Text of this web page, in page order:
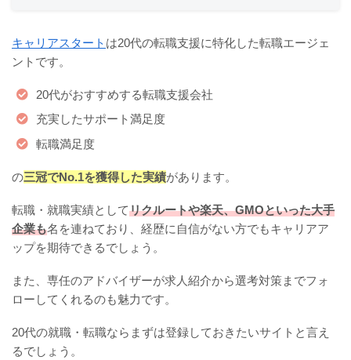
キャリアスタート は20代の転職支援に特化した転職エージェ
ントです。
20代がおすすめする転職支援会社
充実したサポート満足度
転職満足度
の三冠でNo.1を獲得した実績があります。
転職・就職実績としてリクルートや楽天、GMOといった大手
企業も名を連ねており、経歴に自信がない方でもキャリアア
ップを期待できるでしょう。
また、専任のアドバイザーが求人紹介から選考対策までフォ
ローしてくれるのも魅力です。
20代の就職・転職ならまずは登録しておきたいサイトと言え
るでしょう。